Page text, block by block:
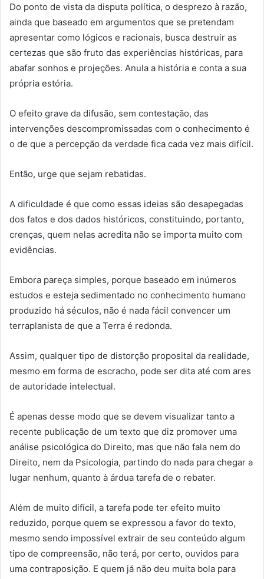
Do ponto de vista da disputa política, o desprezo à razão,
ainda que baseado em argumentos que se pretendam
apresentar como lógicos e racionais, busca destruir as
certezas que são fruto das experiências históricas, para
abafar sonhos e projeções. Anula a história e conta a sua
própria estória.
O efeito grave da difusão, sem contestação, das
intervenções descompromissadas com o conhecimento é
o de que a percepção da verdade fica cada vez mais difícil.
Então, urge que sejam rebatidas.
A dificuldade é que como essas ideias são desapegadas
dos fatos e dos dados históricos, constituindo, portanto,
crenças, quem nelas acredita não se importa muito com
evidências.
Embora pareça simples, porque baseado em inúmeros
estudos e esteja sedimentado no conhecimento humano
produzido há séculos, não é nada fácil convencer um
terraplanista de que a Terra é redonda.
Assim, qualquer tipo de distorção proposital da realidade,
mesmo em forma de escracho, pode ser dita até com ares
de autoridade intelectual.
É apenas desse modo que se devem visualizar tanto a
recente publicação de um texto que diz promover uma
análise psicológica do Direito, mas que não fala nem do
Direito, nem da Psicologia, partindo do nada para chegar a
lugar nenhum, quanto à árdua tarefa de o rebater.
Além de muito difícil, a tarefa pode ter efeito muito
reduzido, porque quem se expressou a favor do texto,
mesmo sendo impossível extrair de seu conteúdo algum
tipo de compreensão, não terá, por certo, ouvidos para
uma contraposição. E quem já não deu muita bola para